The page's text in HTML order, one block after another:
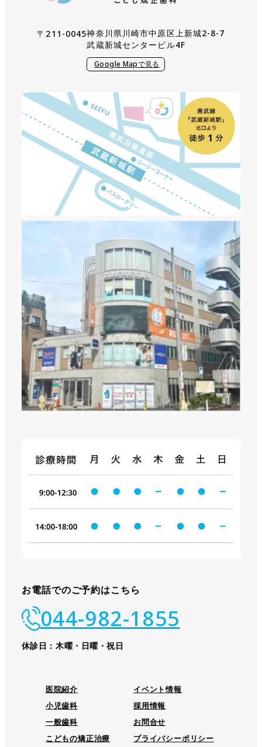
〒211-0045神奈川県川崎市中原区上新城2-8-7
武蔵新城センタービル4F
Google Mapで見る
お電話でのご予約はこちら
044-982-1855
休診日：木曜・日曜・祝日
医院紹介
小児歯科
一般歯科
こどもの矯正治療
イベント情報
採用情報
お問合せ
プライバシーポリシー